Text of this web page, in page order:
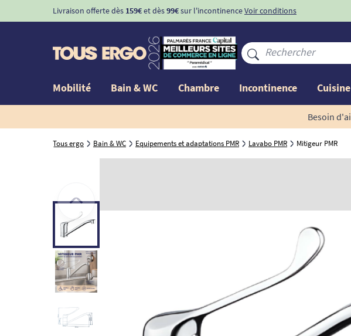
Livraison offerte dès 159€et dès99€sur l'incontinenceVoir conditions
Mobilité Bain & WC Chambre Incontinence Cuisine
Besoin
Tous ergo Bain & WC Equipements et adaptations PMR Lavabo PMR Mitigeur PMR